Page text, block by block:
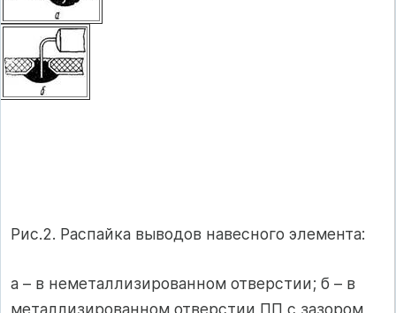
Рис.2. Распайка выводов навесного элемента:
а – в неметаллизированном отверстии; б – в
металлизированном отверстии ПП с зазором